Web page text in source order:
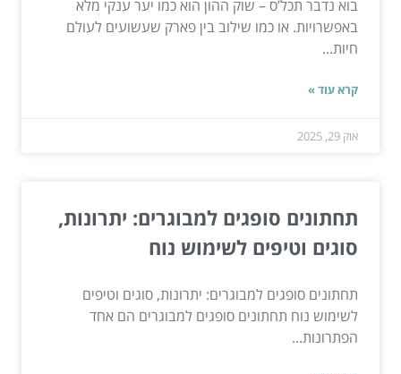
בוא נדבר תכל’ס – שוק ההון הוא כמו יער ענקי מלא
באפשרויות. או כמו שילוב בין פארק שעשועים לעולם
חיות...
קרא עוד »
אוק 29, 2025
תחתונים סופגים למבוגרים: יתרונות,
סוגים וטיפים לשימוש נוח
תחתונים סופגים למבוגרים: יתרונות, סוגים וטיפים
לשימוש נוח תחתונים סופגים למבוגרים הם אחד
הפתרונות...